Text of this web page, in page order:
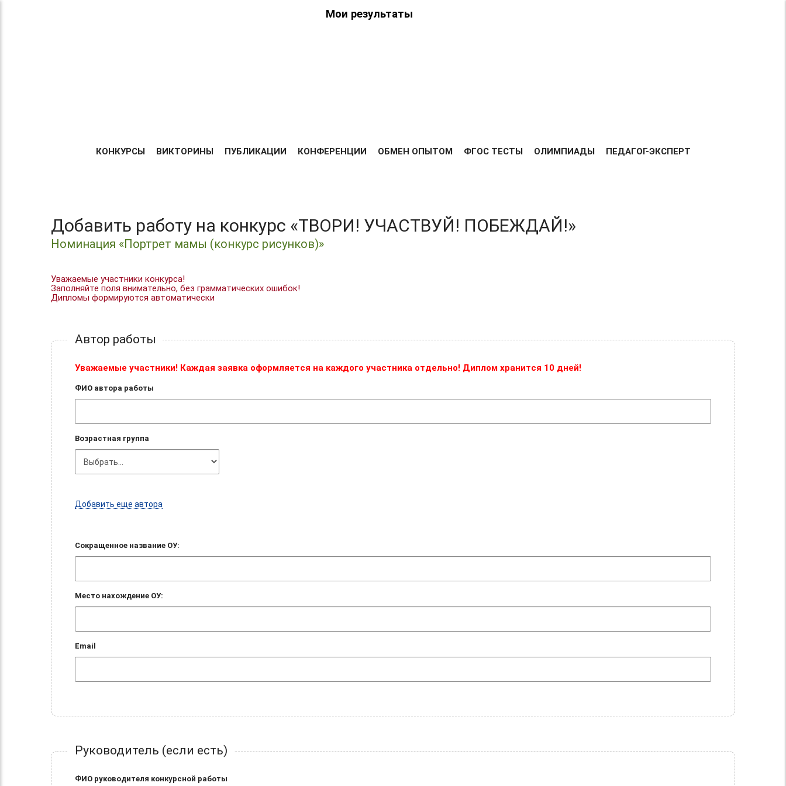
Мои результаты
КОНКУРСЫ ВИКТОРИНЫ ПУБЛИКАЦИИ КОНФЕРЕНЦИИ ОБМЕН ОПЫТОМ ФГОС ТЕСТЫ ОЛИМПИАДЫ ПЕДАГОГ-ЭКСПЕРТ
Добавить работу на конкурс «ТВОРИ! УЧАСТВУЙ! ПОБЕЖДАЙ!»
Номинация «Портрет мамы (конкурс рисунков)»
Уважаемые участники конкурса!
Заполняйте поля внимательно, без грамматических ошибок!
Дипломы формируются автоматически
Автор работы
Уважаемые участники! Каждая заявка оформляется на каждого участника отдельно! Диплом хранится 10 дней!
ФИО автора работы
Возрастная группа
Добавить еще автора
Сокращенное название ОУ:
Место нахождение ОУ:
Email
Руководитель (если есть)
ФИО руководителя конкурсной работы